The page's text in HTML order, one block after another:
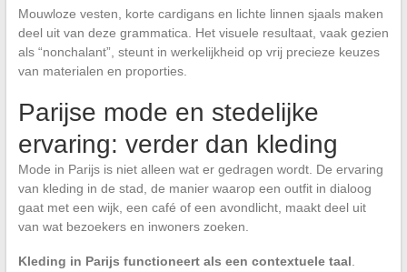
Mouwloze vesten, korte cardigans en lichte linnen sjaals maken
deel uit van deze grammatica. Het visuele resultaat, vaak gezien
als “nonchalant”, steunt in werkelijkheid op vrij precieze keuzes
van materialen en proporties.
Parijse mode en stedelijke
ervaring: verder dan kleding
Mode in Parijs is niet alleen wat er gedragen wordt. De ervaring
van kleding in de stad, de manier waarop een outfit in dialoog
gaat met een wijk, een café of een avondlicht, maakt deel uit
van wat bezoekers en inwoners zoeken.
Kleding in Parijs functioneert als een contextuele taal.